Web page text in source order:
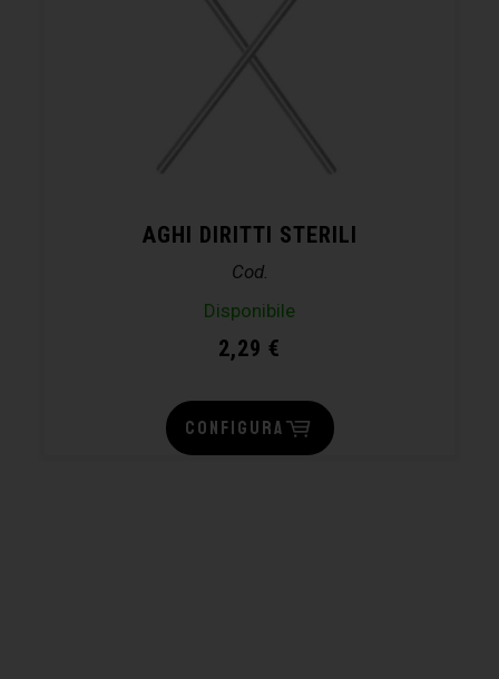
AGHI DIRITTI STERILI
Cod.
Disponibile
2,29 €
CONFIGURA